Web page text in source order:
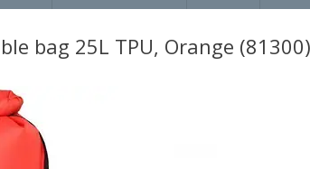
bag 25L TPU, Orange (81300)